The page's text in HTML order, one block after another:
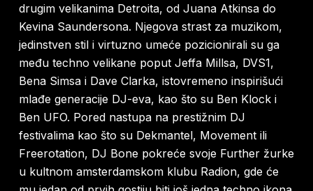
drugim velikanima Detroita, od Juana Atkinsa do
Kevina Saundersona. Njegova strast za muzikom,
jedinstven stil i virtuzno umeće pozicionirali su ga
među techno velikane poput Jeffa Millsa, DVS1,
Bena Simsa i Dave Clarka, istovremeno inspirišući
mlađe generacije DJ-eva, kao što su Ben Klock i
Ben UFO. Pored nastupa na prestižnim DJ
festivalima kao što su Dekmantel, Movement ili
Freerotation, DJ Bone pokreće svoje Further žurke
u kultnom amsterdamskom klubu Radion, gde će